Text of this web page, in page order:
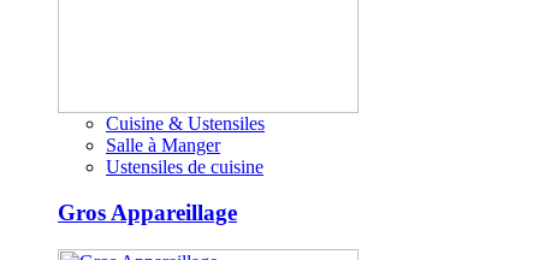
Cuisine & Ustensiles
Salle à Manger
Ustensiles de cuisine
Gros Appareillage